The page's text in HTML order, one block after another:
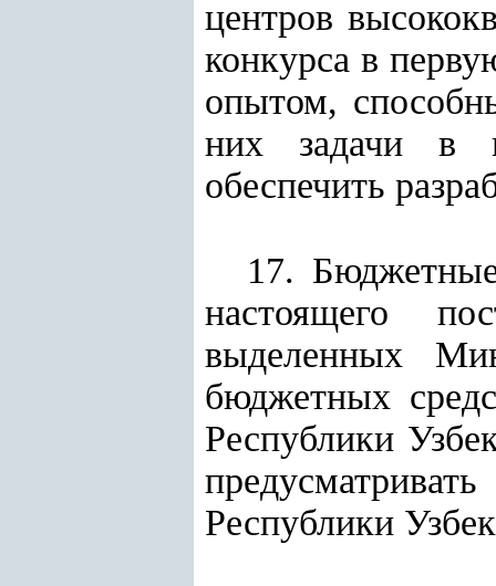
центров
конкурса в
опытом,
них задачи в
обеспечить
17.
настоящего
выделенных
бюджетных
Республики
Республики